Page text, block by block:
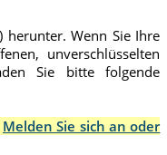
herunter. Wenn Sie Ihre
unverschlüsselten
Sie bitte folgende
Melden Sie sich an oder